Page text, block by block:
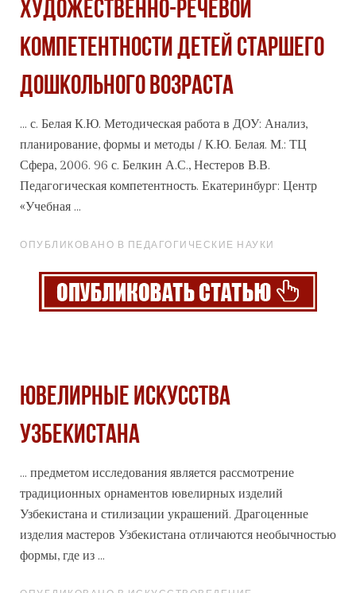
ХУДОЖЕСТВЕННО-РЕЧЕВОЙ
КОМПЕТЕНТНОСТИ ДЕТЕЙ СТАРШЕГО
ДОШКОЛЬНОГО ВОЗРАСТА
... с. Белая К.Ю. Методическая работа в ДОУ: Анализ,
планирование, формы и методы / К.Ю. Белая. М.: ТЦ
Сфера, 2006. 96 с. Белкин А.С., Нестеров В.В.
Педагогическая компетентность. Екатеринбург: Центр
«Учебная ...
ОПУБЛИКОВАНО В ПЕДАГОГИЧЕСКИЕ НАУКИ
ЮВЕЛИРНЫЕ ИСКУССТВА
УЗБЕКИСТАНА
... предметом исследования является рассмотрение
традиционных орнаментов ювелирных изделий
Узбекистана и стилизации украшений. Драгоценные
изделия мастеров Узбекистана отличаются необычностью
формы, где из ...